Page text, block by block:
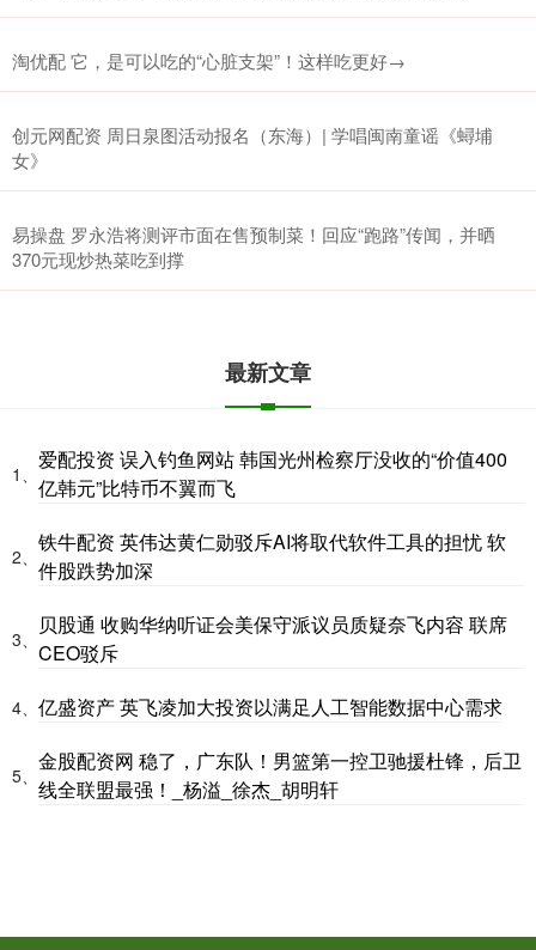
淘优配 它，是可以吃的“心脏支架”！这样吃更好→
创元网配资 周日泉图活动报名（东海）| 学唱闽南童谣《蟳埔
女》
易操盘 罗永浩将测评市面在售预制菜！回应“跑路”传闻，并晒
370元现炒热菜吃到撑
最新文章
1、
爱配投资 误入钓鱼网站 韩国光州检察厅没收的“价值400
亿韩元”比特币不翼而飞
2、
铁牛配资 英伟达黄仁勋驳斥AI将取代软件工具的担忧 软
件股跌势加深
3、
贝股通 收购华纳听证会美保守派议员质疑奈飞内容 联席
CEO驳斥
4、 亿盛资产 英飞凌加大投资以满足人工智能数据中心需求
5、
金股配资网 稳了，广东队！男篮第一控卫驰援杜锋，后卫
线全联盟最强！_杨溢_徐杰_胡明轩